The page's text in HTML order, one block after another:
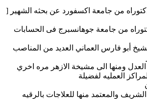
من جامعة اكسفورد عن بحثه الشهير [
من جامعة جوهانسبرج فى الحسابات
أبو فارس العماني العديد من المناصب
ومنها الى مشيخة الازهر مره اخري
العمليه لفضيلة
والمعتمد منها للعلاجات بالرقيه